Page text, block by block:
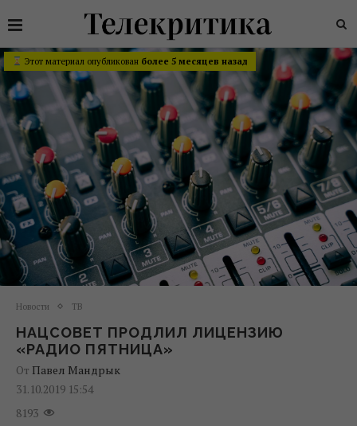
Этот материал опубликован более 5 месяцев назад
Новости ТВ
НАЦСОВЕТ ПРОДЛИЛ ЛИЦЕНЗИЮ
«РАДИО ПЯТНИЦА»
От Павел Мандрык
31.10.2019 15:54
8193